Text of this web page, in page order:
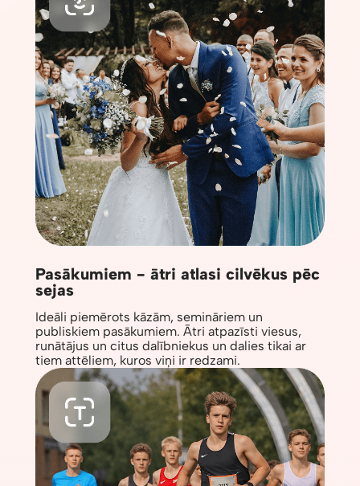
Pasākumiem - ātri atlasi cilvēkus pēc
sejas
Ideāli piemērots kāzām, semināriem un
publiskiem pasākumiem. Ātri atpazīsti viesus,
runātājus un citus dalībniekus un dalies tikai ar
tiem attēliem, kuros viņi ir redzami.